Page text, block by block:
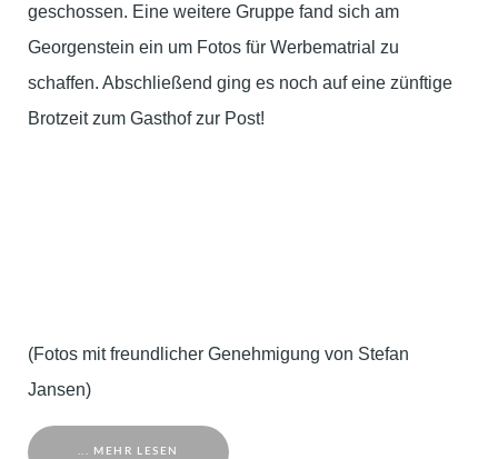
geschossen. Eine weitere Gruppe fand sich am
Georgenstein ein um Fotos für Werbematrial zu
schaffen. Abschließend ging es noch auf eine zünftige
Brotzeit zum Gasthof zur Post!
(Fotos mit freundlicher Genehmigung von Stefan
Jansen)
... MEHR LESEN